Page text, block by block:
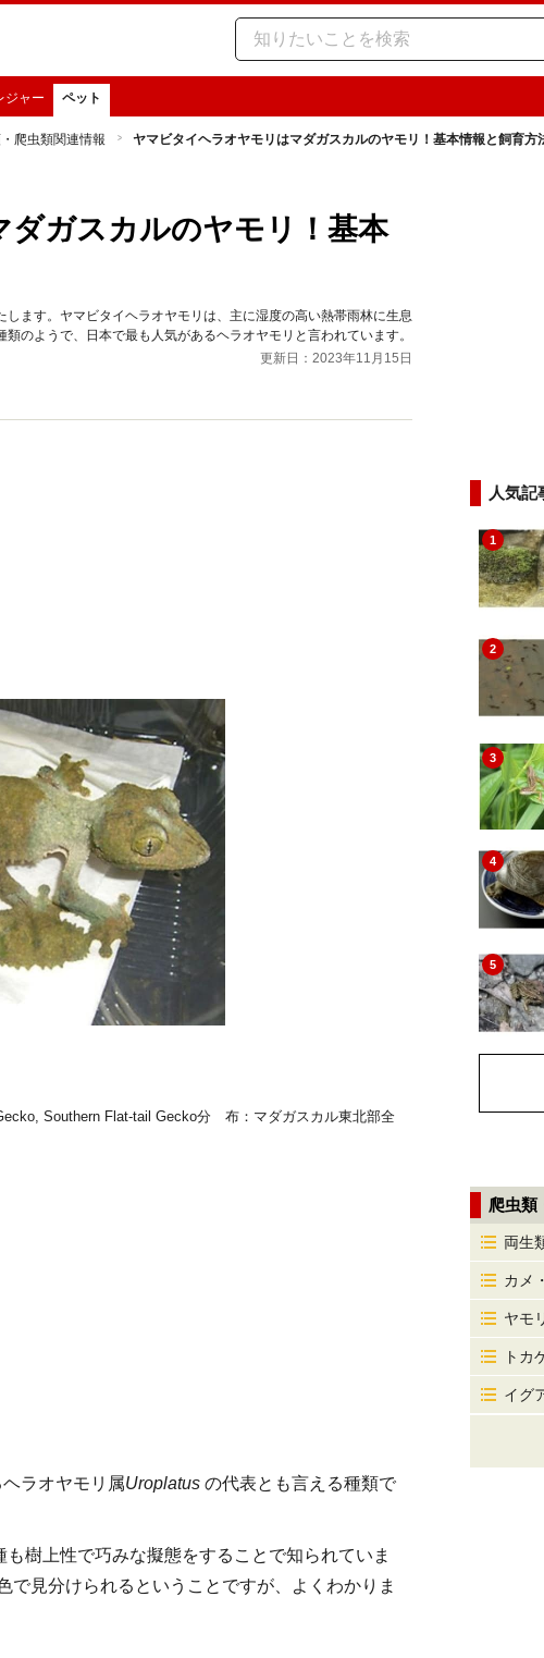
ジャー ペット
爬虫類関連情報 ヤマビタイヘラオヤモリはマダガスカルのヤモリ！基本情報と飼育方
ガスカルのヤモリ！基本
ます。ヤマビタイヘラオヤモリは、主に湿度の高い熱帯雨林に生息
のようで、日本で最も人気があるヘラオヤモリと言われています。
更新日：2023年11月15日
Southern Flat-tail Gecko分 布 ：マダガスカル東北部全
ラオヤモリ属Uroplatus の代表とも言える種類で
樹上性で巧みな擬態をすることで知られていま
見分けられるということですが、よくわかりま
人気記
1
2
3
4
5
爬虫類
両生
カメ
ヤモ
トカ
イグ